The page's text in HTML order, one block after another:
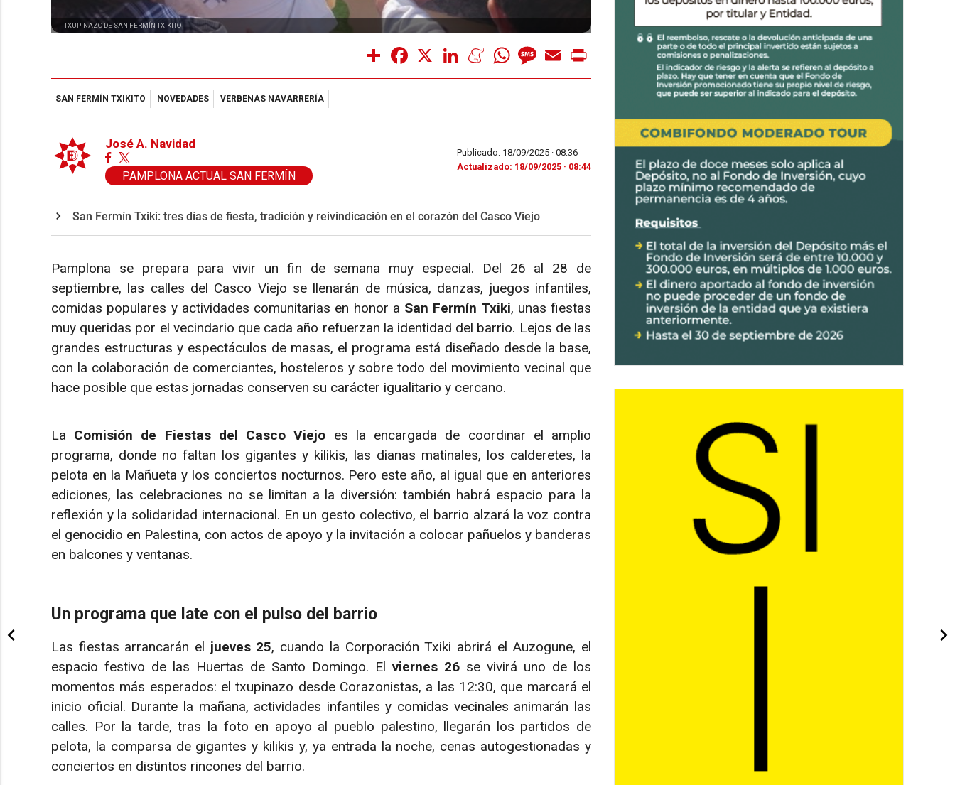
TXUPINAZO DE SAN FERMÍN TXIKITO
Share Facebook LinkedInMeneameWhatsAppMessage
Email
SAN FERMÍN TXIKITO NOVEDADES VERBENAS NAVARRERÍA
José A. Navidad
PAMPLONA ACTUAL SAN FERMÍN
Publicado: 18/09/2025 · 08:36
Actualizado: 18/09/2025 · 08:44
San Fermín Txiki: tres días de fiesta, tradición y reivindicación en el corazón del Casco Viejo
Pamplona se prepara para vivir un fin de semana muy especial. Del 26 al 28 de
septiembre, las calles del Casco Viejo se llenarán de música, danzas, juegos infantiles,
comidas populares y actividades comunitarias en honor a San Fermín Txiki, unas fiestas
muy queridas por el vecindario que cada año refuerzan la identidad del barrio. Lejos de las
grandes estructuras y espectáculos de masas, el programa está diseñado desde la base,
con la colaboración de comerciantes, hosteleros y sobre todo del movimiento vecinal que
hace posible que estas jornadas conserven su carácter igualitario y cercano.
La Comisión de Fiestas del Casco Viejo es la encargada de coordinar el amplio
programa, donde no faltan los gigantes y kilikis, las dianas matinales, los calderetes, la
pelota en la Mañueta y los conciertos nocturnos. Pero este año, al igual que en anteriores
ediciones, las celebraciones no se limitan a la diversión: también habrá espacio para la
reflexión y la solidaridad internacional. En un gesto colectivo, el barrio alzará la voz contra
el genocidio en Palestina, con actos de apoyo y la invitación a colocar pañuelos y banderas
en balcones y ventanas.
Un programa que late con el pulso del barrio
Las fiestas arrancarán el jueves 25, cuando la Corporación Txiki abrirá el Auzogune, el
espacio festivo de las Huertas de Santo Domingo. Elviernes 26 se vivirá uno de los
momentos más esperados: el txupinazo desde Corazonistas, a las 12:30, que marcará el
inicio oficial. Durante la mañana, actividades infantiles y comidas vecinales animarán las
calles. Por la tarde, tras la foto en apoyo al pueblo palestino, llegarán los partidos de
pelota, la comparsa de gigantes y kilikis y, ya entrada la noche, cenas autogestionadas y
conciertos en distintos rincones del barrio.